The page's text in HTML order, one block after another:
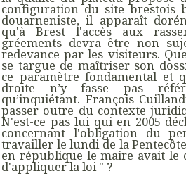
configuration du site brestois
douarneniste, il apparaît
qu'à Brest l'accès aux
gréements devra être non
redevance par les visiteurs.
se targue de maîtriser son
ce paramètre fondamental et
droite n’y fasse pas
qu’inquiétant. François
passer outre du contexte
N'est-ce pas lui qui en 2005
concernant l'obligation du
travailler le lundi de la
en république le maire avait
d'appliquer la loi " ?